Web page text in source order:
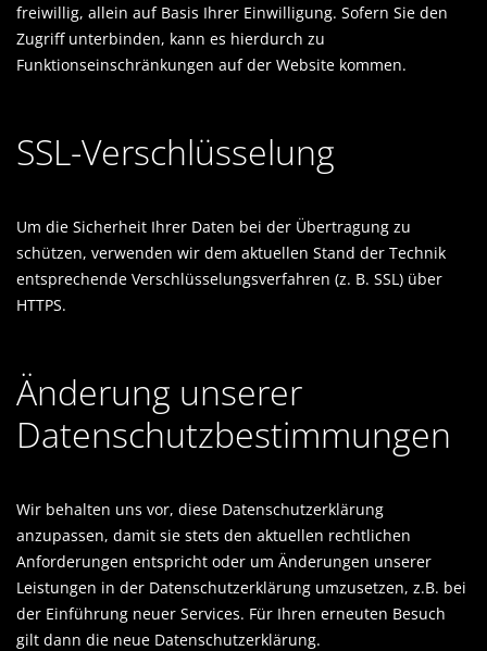
freiwillig, allein auf Basis Ihrer Einwilligung. Sofern Sie den
Zugriff unterbinden, kann es hierdurch zu
Funktionseinschränkungen auf der Website kommen.
SSL-Verschlüsselung
Um die Sicherheit Ihrer Daten bei der Übertragung zu
schützen, verwenden wir dem aktuellen Stand der Technik
entsprechende Verschlüsselungsverfahren (z. B. SSL) über
HTTPS.
Änderung unserer
Datenschutzbestimmungen
Wir behalten uns vor, diese Datenschutzerklärung
anzupassen, damit sie stets den aktuellen rechtlichen
Anforderungen entspricht oder um Änderungen unserer
Leistungen in der Datenschutzerklärung umzusetzen, z.B. bei
der Einführung neuer Services. Für Ihren erneuten Besuch
gilt dann die neue Datenschutzerklärung.